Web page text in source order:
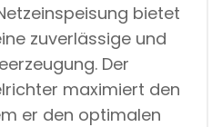
bietet
zuverlässige und
Der
maximiert den
er den optimalen